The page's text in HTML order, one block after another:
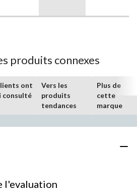
produits connexes
ont
consulté
Vers les
produits
tendances
Plus de
cette
marque
l'evaluation